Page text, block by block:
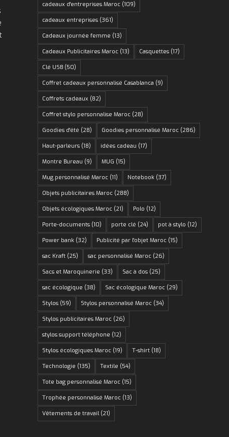
cadeaux d'entreprises Maroc (109)
cadeaux entreprises (361)
Cadeaux journée femme (13)
Cadeaux Publicitaires Maroc (13) Casquettes (17)
Clé USB (50)
Coffret cadeaux personnalisé Casablanca (9)
Coffrets cadeaux (82)
Coffret stylo personnalise Maroc (28)
Goodies d'été (28) Goodies personnalisé Maroc (286)
Haut-parleurs (18) idées cadeau (17)
Montre Bureau (9) MUG (15)
Mug personnalisé Maroc (11) Notebook (37)
Objets publicitaires Maroc (288)
Objets écologiques Maroc (21) Polo (12)
Porte-documents (10) porte clé (24) pot à stylo (12)
Power bank (32) Publicité par l'objet Maroc (15)
sac Kraft (25) sac personnalisé Maroc (26)
Sacs et Maroquinerie (33) Sac à dos (25)
sac écologique (38) Sac écologique Maroc (29)
Stylos (59) Stylos personnalisé Maroc (34)
Stylos publicitaires Maroc (26)
stylos support téléphone (12)
Stylos écologiques Maroc (19) T-shirt (18)
Technologie (135) Textile (54)
Tote bag personnalisé Maroc (15)
Trophée personnalisé Maroc (13)
Vêtements de travail(21)